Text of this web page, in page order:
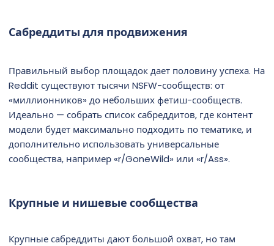
Сабреддиты для продвижения
Правильный выбор площадок дает половину успеха. На
Reddit существуют тысячи NSFW-сообществ: от
«миллионников» до небольших фетиш-сообществ.
Идеально — собрать список сабреддитов, где контент
модели будет максимально подходить по тематике, и
дополнительно использовать универсальные
сообщества, например «r/GoneWild» или «r/Ass».
Крупные и нишевые сообщества
Крупные сабреддиты дают большой охват, но там